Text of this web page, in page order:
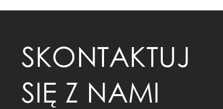
SKONTAKTUJ
SIĘ Z NAMI